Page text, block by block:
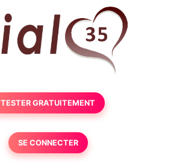
TESTER GRATUITEMENT
SE CONNECTER